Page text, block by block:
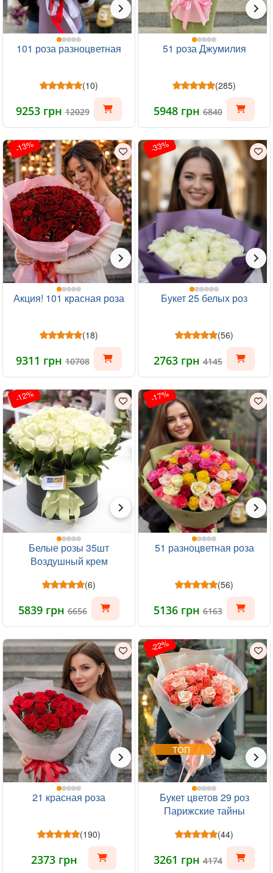
101 роза разноцветная
(10)
9253 грн12029
51 роза Джумилия
(285)
5948 грн6840
-13%
Акция! 101 красная роза
(18)
9311 грн10708
-33%
Букет 25 белых роз
(56)
2763 грн4145
-12%
Белые розы 35шт
Воздушный крем
(6)
5839 грн6656
-17%
51 разноцветная роза
(56)
5136 грн6163
21 красная роза
(190)
2373 грн
-22%
ТОП
Букет цветов 29 роз
Парижские тайны
(44)
3261 грн4174